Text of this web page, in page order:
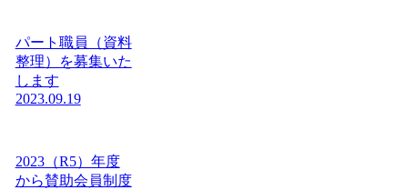
パート職員（資料
整理）を募集いた
します
2023.09.19
2023（R5）年度
から賛助会員制度